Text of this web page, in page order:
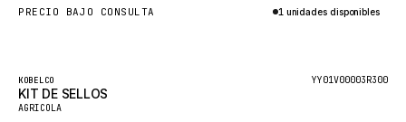
GLENCOE
FORD
FIAT - HITACHI
PRECIO BAJO CONSULTA 1 unidades disponibles
Destacado
KOBELCO YY01V00003R300
KIT DE SELLOS
AGRICOLA